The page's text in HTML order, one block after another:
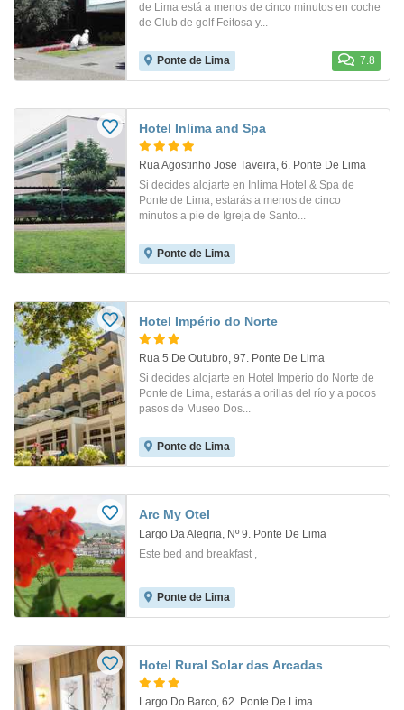
de Lima está a menos de cinco minutos en coche
de Club de golf Feitosa y...
Ponte de Lima 7.8
Hotel Inlima and Spa
Rua Agostinho Jose Taveira, 6. Ponte De Lima
Si decides alojarte en Inlima Hotel & Spa de
Ponte de Lima, estarás a menos de cinco
minutos a pie de Igreja de Santo...
Ponte de Lima
Hotel Império do Norte
Rua 5 De Outubro, 97. Ponte De Lima
Si decides alojarte en Hotel Império do Norte de
Ponte de Lima, estarás a orillas del río y a pocos
pasos de Museo Dos...
Ponte de Lima
Arc My Otel
Largo Da Alegria, Nº 9. Ponte De Lima
Este bed and breakfast ,
Ponte de Lima
Hotel Rural Solar das Arcadas
Largo Do Barco, 62. Ponte De Lima